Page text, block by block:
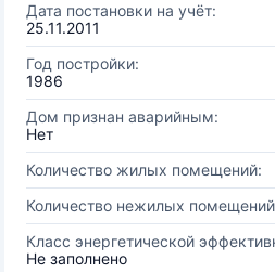
Дата постановки на учёт:
25.11.2011
Год постройки:
1986
Дом признан аварийным:
Нет
Количество жилых помещений:
Количество нежилых
Класс энергетической
Не заполнено